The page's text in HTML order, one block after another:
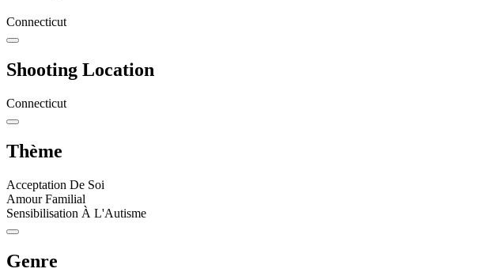
Connecticut
Shooting Location
Connecticut
Thème
Acceptation De Soi
Amour Familial
Sensibilisation À L'Autisme
Genre